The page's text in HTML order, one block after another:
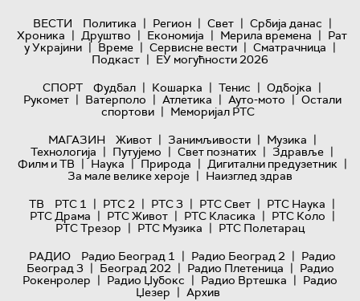
ВЕСТИ Политика | Регион | Свет | Србија данас |
Хроника | Друштво | Економија | Мерила времена | Рат
у Украјини | Време | Сервисне вести | Сматрачница |
Подкаст | ЕУ могућности 2026
СПОРТ
Фудбал | Кошарка | Тенис | Одбојка |
Рукомет | Ватерполо | Атлетика | Ауто-мото | Остали
спортови | Меморијал РТС
МАГАЗИН
Живот | Занимљивости | Музика |
Технологијa | Путујемо | Свет познатих | Здравље |
Филм и ТВ | Наука | Природа | Дигитални предузетник |
За мале велике хероје | Наизглед здрав
ТВ
РТС 1 | РТС 2 | РТС 3 | РТС Свет | РТС Наука |
РТС Драма | РТС Живот | РТС Класика | РТС Коло |
РТС Трезор | РТС Музика | РТС Полетарац
РАДИО
Радио Београд 1 | Радио Београд 2 | Радио
Београд 3 | Београд 202 | Радио Плетеница | Радио
Рокенролер | Радио Џубокс | Радио Вртешка | Радио
Џезер | Архив